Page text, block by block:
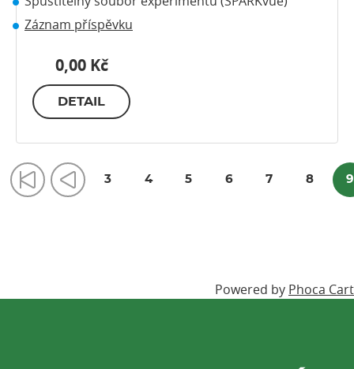
Záznam příspěvku
0,00 Kč
DETAIL
3 4 5 6 7 8 9
Powered by Phoca Cart